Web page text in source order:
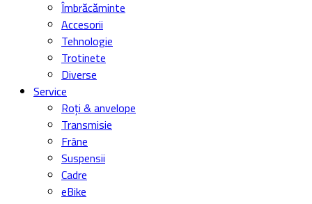
Îmbrăcăminte
Accesorii
Tehnologie
Trotinete
Diverse
Service
Roți & anvelope
Transmisie
Frâne
Suspensii
Cadre
eBike